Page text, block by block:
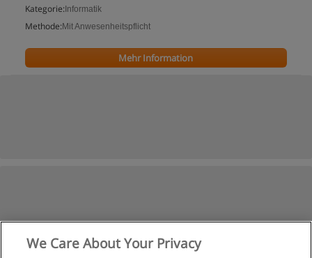
Kategorie: Informatik
Methode: Mit Anwesenheitspflicht
Mehr Information
We Care About Your Privacy